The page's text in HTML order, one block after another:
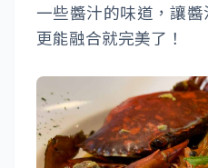
一些醬汁的味道，讓
更能融合就完美了！